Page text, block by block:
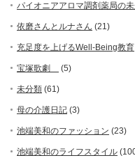
パイオニアアロマ調剤薬局の
依磨さんとルナさん (21)
充足度を上げるWell-Being教育
宝塚歌劇 (5)
未分類 (61)
母の介護日記 (3)
池端美和のファッション (23)
池端美和のライフスタイル